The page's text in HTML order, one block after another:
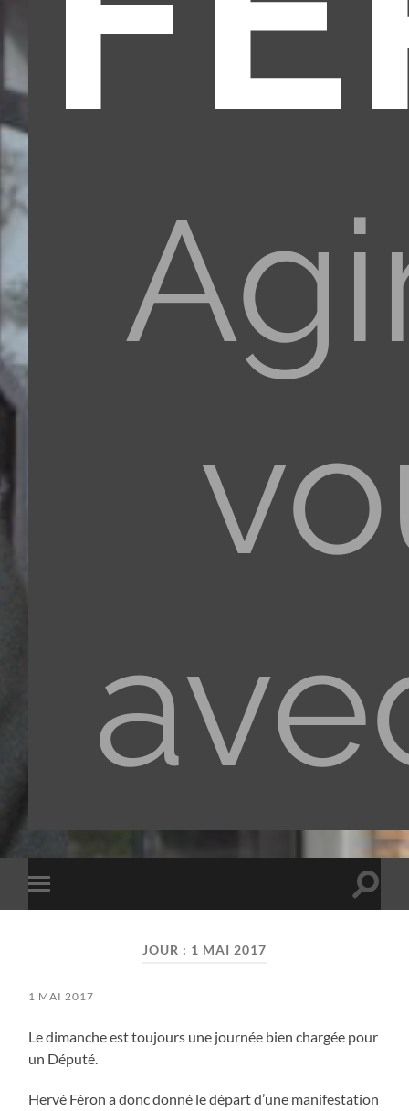
Toggle
mobile
Toggle
JOUR : 1 MAI 2017
1 MAI 2017
Le dimanche est toujours une journée bien chargée pour
un Député.
Hervé Féron a donc donné le départ d’une manifestation